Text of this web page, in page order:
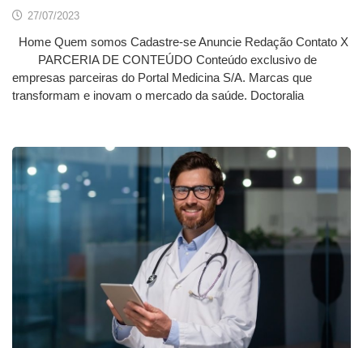
27/07/2023
Home Quem somos Cadastre-se Anuncie Redação Contato X
PARCERIA DE CONTEÚDO Conteúdo exclusivo de
empresas parceiras do Portal Medicina S/A. Marcas que
transformam e inovam o mercado da saúde. Doctoralia